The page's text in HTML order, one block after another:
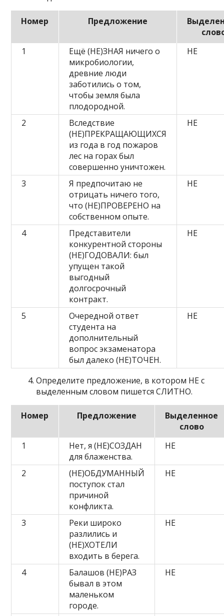
Номер Предложение
1
Ещё (НЕ)ЗНАЯ ничего о
микробиологии,
древние люди
заботились о том,
чтобы земля была
плодородной.
НЕ
2
Вследствие
(НЕ)ПРЕКРАЩАЮЩИХСЯ
из года в год пожаров
лес на горах был
совершенно уничтожен.
НЕ
3
Я предпочитаю не
отрицать ничего того,
что (НЕ)ПРОВЕРЕНО на
собственном опыте.
НЕ
4
Представители
конкурентной стороны
(НЕ)ГОДОВАЛИ: был
упущен такой
выгодный
долгосрочный
контракт.
НЕ
5
Очередной ответ
студента на
дополнительный
вопрос экзаменатора
был далеко (НЕ)ТОЧЕН.
НЕ
Определите предложение, в котором НЕ с
выделенным словом пишется СЛИТНО.
Номер Предложение
Выделенное
слово
1
Нет, я (НЕ)СОЗДАН
для блаженства.
НЕ
2
(НЕ)ОБДУМАННЫЙ
поступок стал
причиной
конфликта.
НЕ
3
Реки широко
разлились и
(НЕ)ХОТЕЛИ
входить в берега.
НЕ
4
Балашов (НЕ)РАЗ
бывал в этом
маленьком
городе.
НЕ